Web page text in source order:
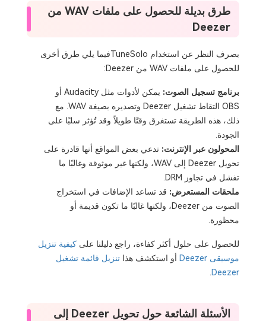
طرق بديلة للحصول على ملفات WAV من
Deezer
بصرف النظر عن استخدام TuneSoloفيما يلي طرق أخرى
للحصول على ملفات WAV من Deezer:
برنامج تسجيل الصوت:
يمكن لأدوات مثل Audacity أو
OBS التقاط تشغيل Deezer وتصديره بصيغة WAV. مع
ذلك، هذه الطريقة تستغرق وقتًا طويلاً وقد تُؤثر سلبًا على
الجودة.
المحولون عبر الإنترنت: تدعي بعض المواقع أنها قادرة على
تحويل Deezer إلى WAV، ولكنها غير موثوقة وغالبًا ما
تفشل في تجاوز DRM.
ملحقات المستعرض: قد تساعد الإضافات في استخراج
الصوت من Deezer، ولكنها غالبًا ما تكون قديمة أو
محظورة.
للحصول على حلول أكثر كفاءة، راجع دليلنا على كيفية تنزيل
موسيقى Deezer
أو استكشف هذا تنزيل قائمة تشغيل
Deezer
الأسئلة الشائعة حول تحويل Deezer إلى